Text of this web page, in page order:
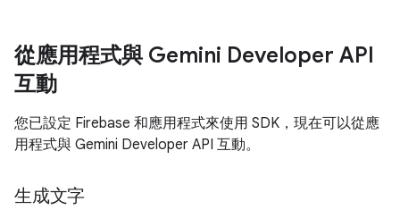
從應用程式與 Gemini Developer API
互動
您已設定 Firebase 和應用程式來使用 SDK，現在可以從應
用程式與 Gemini Developer API 互動。
生成文字